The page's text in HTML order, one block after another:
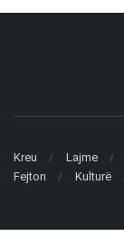
Kreu Lajme
Fejton
Kulturë